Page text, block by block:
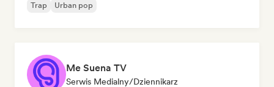
Trap
Urban pop
Me Suena TV
Serwis Medialny/Dziennikarz